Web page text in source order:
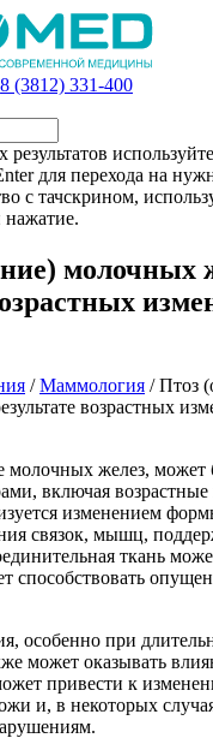
8 (3812) 331-400
для перехода на
с тачскрином,
молочных
/Маммология /Птоз
возрастных
желез, может
включая
изменением
связок, мышц,
ткань
способствовать
особенно при
может оказывать
привести к
и, в некоторых